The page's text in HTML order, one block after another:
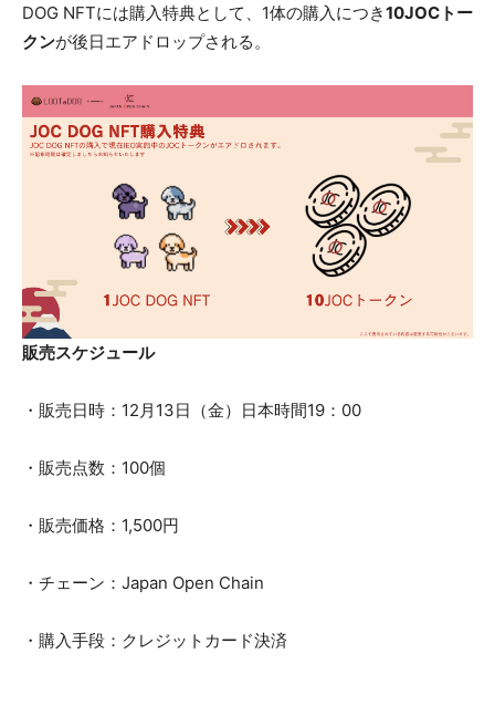
DOG NFTには購入特典として、1体の購入につき10JOCトー
クンが後日エアドロップされる。
販売スケジュール
・販売日時：12月13日（金）日本時間19：00
・販売点数：100個
・販売価格：1,500円
・チェーン：Japan Open Chain
・購入手段：クレジットカード決済